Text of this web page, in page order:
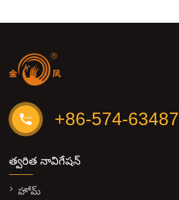
+86-574-
త్వరిత నావిగేషన్
హోమ్